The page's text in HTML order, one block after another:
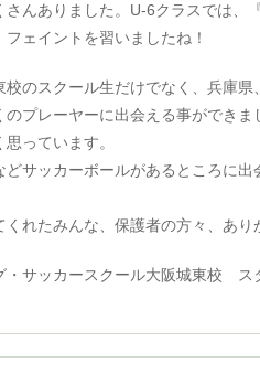
さんありました。U-6クラスでは、
ェイントを習いましたね！
のスクール生だけでなく、兵庫県
のプレーヤーに出会える事ができ
っています。
サッカーボールがあるところに出
れたみんな、保護者の方々、あり
・サッカースクール大阪城東校 ス